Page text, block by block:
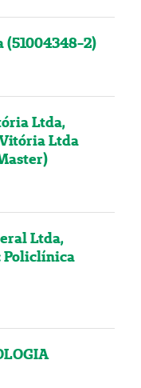
(51004348-2)
Ltda,
Ltda
Ltda,
Policlínica